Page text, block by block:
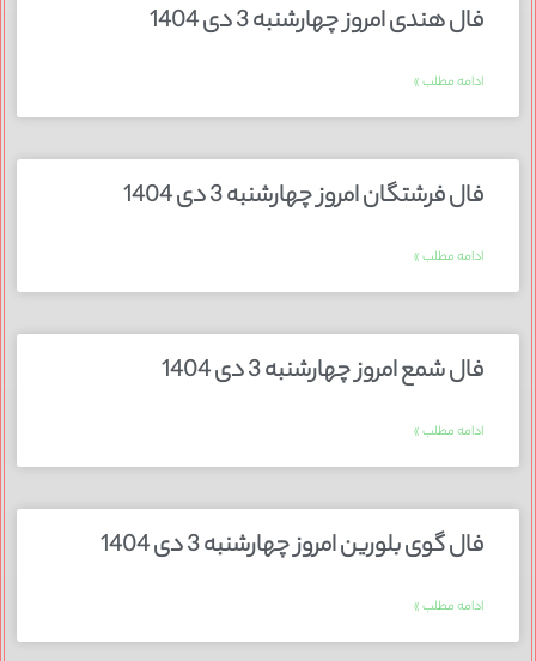
فال هندی امروز چهارشنبه 3 دی 1404
ادامه مطلب »
فال فرشتگان امروز چهارشنبه 3 دی 1404
ادامه مطلب »
فال شمع امروز چهارشنبه 3 دی 1404
ادامه مطلب »
فال گوی بلورین امروز چهارشنبه 3 دی 1404
ادامه مطلب »